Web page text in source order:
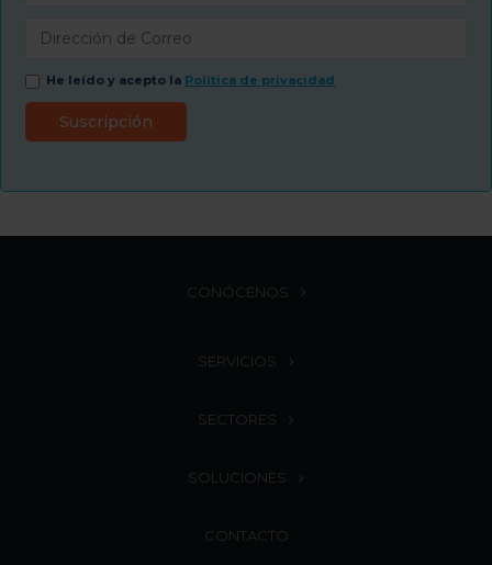
He leído y acepto la Política de privacidad
CONÓCENOS
SERVICIOS
SECTORES
SOLUCIONES
CONTACTO